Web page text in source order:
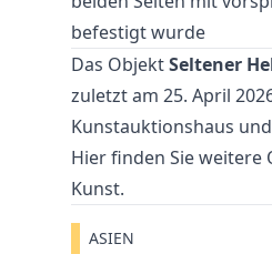
befestigt wurde
Das ObjektSeltener
zuletzt am 25. April
Kunstauktionshaus
Hier finden Sie weitere
Kunst.
ASIEN